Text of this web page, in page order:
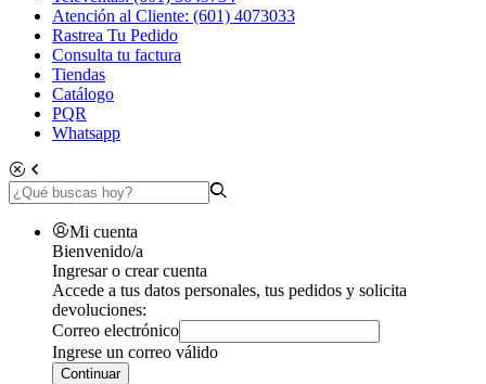
Atención al Cliente: (601) 4073033
Rastrea Tu Pedido
Consulta tu factura
Tiendas
Catálogo
PQR
Whatsapp
Mi cuenta
Bienvenido/a
Ingresar o crear cuenta
Accede a tus datos personales, tus pedidos y solicita
devoluciones:
Correo electrónico
Ingrese un correo válido
Continuar